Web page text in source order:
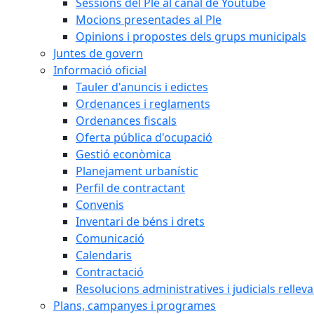
Mocions presentades al Ple
Opinions i propostes dels grups municipals
Juntes de govern
Informació oficial
Tauler d'anuncis i edictes
Ordenances i reglaments
Ordenances fiscals
Oferta pública d'ocupació
Gestió econòmica
Planejament urbanístic
Perfil de contractant
Convenis
Inventari de béns i drets
Comunicació
Calendaris
Contractació
Resolucions administratives i judicials
Plans, campanyes i programes